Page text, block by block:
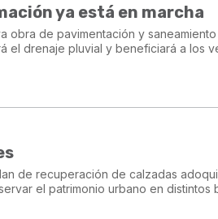
ya está en marcha
obra de pavimentación y
el drenaje pluvial y beneficiará a los
de recuperación de calzadas
el patrimonio urbano en distintos